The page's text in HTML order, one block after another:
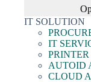
IT SOLUTION
IT
AUTOID
CLOUD